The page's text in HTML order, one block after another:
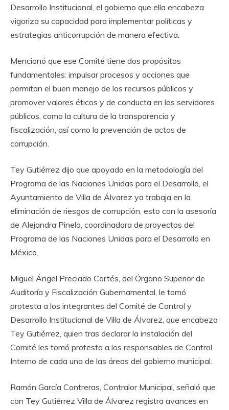
Desarrollo Institucional, el gobierno que ella encabeza
vigoriza su capacidad para implementar políticas y
estrategias anticorrupción de manera efectiva.
Mencionó que ese Comité tiene dos propósitos
fundamentales: impulsar procesos y acciones que
permitan el buen manejo de los recursos públicos y
promover valores éticos y de conducta en los servidores
públicos, como la cultura de la transparencia y
fiscalización, así como la prevención de actos de
corrupción.
Tey Gutiérrez dijo que apoyado en la metodología del
Programa de las Naciones Unidas para el Desarrollo, el
Ayuntamiento de Villa de Álvarez ya trabaja en la
eliminación de riesgos de corrupción, esto con la asesoría
de Alejandra Pinelo, coordinadora de proyectos del
Programa de las Naciones Unidas para el Desarrollo en
México.
Miguel Ángel Preciado Cortés, del Órgano Superior de
Auditoría y Fiscalización Gubernamental, le tomó
protesta a los integrantes del Comité de Control y
Desarrollo Institucional de Villa de Álvarez, que encabeza
Tey Gutiérrez, quien tras declarar la instalación del
Comité les tomó protesta a los responsables de Control
Interno de cada una de las áreas del gobierno municipal.
Ramón García Contreras, Contralor Municipal, señaló que
con Tey Gutiérrez Villa de Álvarez registra avances en